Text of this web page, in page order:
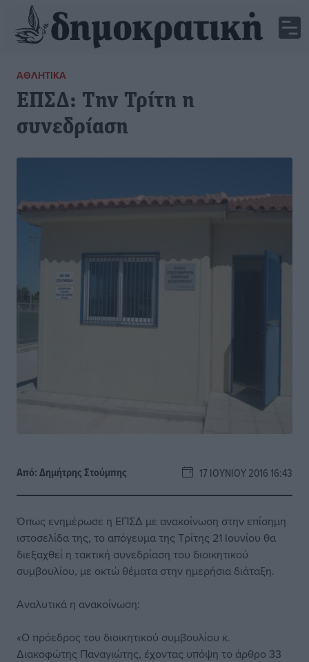
ΑΘΛΗΤΙΚΆ
ΕΠΣΔ: Την Τρίτη η
συνεδρίαση
Από:Δημήτρης Στούμπης 17 ΙΟΥΝΊΟΥ 2016 16:43
Όπως ενημέρωσε η ΕΠΣΔ με ανακοίνωση στην επίσημη
ιστοσελίδα της, το απόγευμα της Τρίτης 21 Ιουνίου θα
διεξαχθεί η τακτική συνεδρίαση του διοικητικού
συμβουλίου, με οκτώ θέματα στην ημερήσια διάταξη.
Αναλυτικά η ανακοίνωση:
«Ο πρόεδρος του διοικητικού συμβουλίου κ.
Διακοφώτης Παναγιώτης, έχοντας υπόψη το άρθρο 33